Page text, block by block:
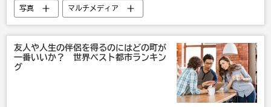
写真 マルチメディア
友人や人生の伴侶を得るのにはどの町が
一番いいか？ 世界ベスト都市ランキン
グ